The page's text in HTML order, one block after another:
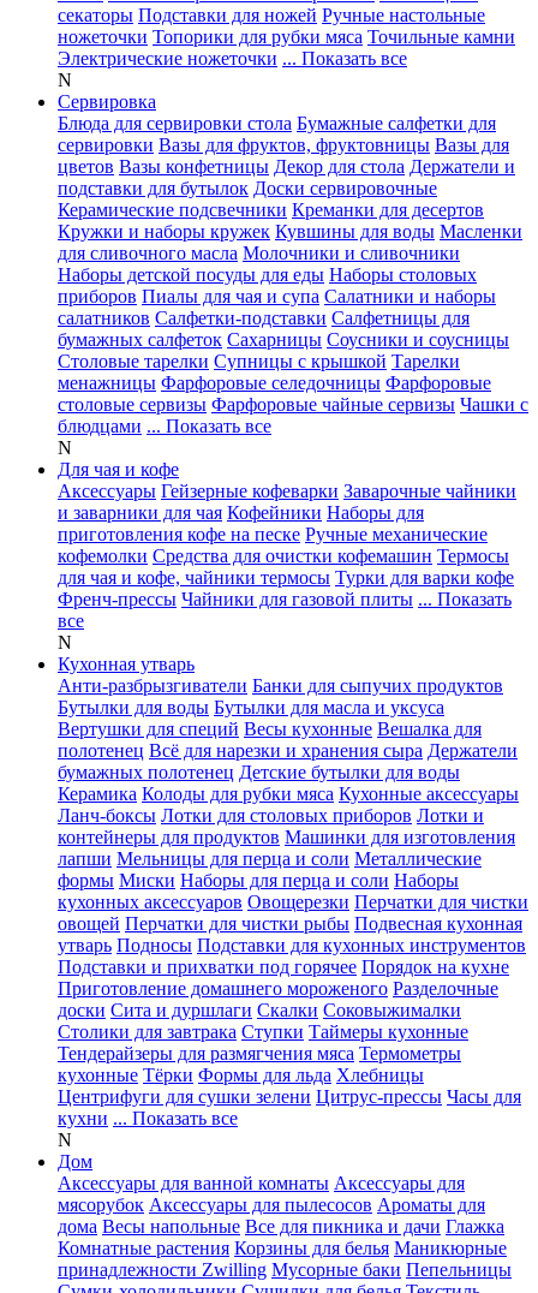
секаторы Подставки для ножей Ручные настольные
ножеточки Топорики для рубки мяса Точильные камни
Электрические ножеточки ... Показать все
N
Сервировка
Блюда для сервировки стола Бумажные салфетки для
сервировки Вазы для фруктов, фруктовницы Вазы для
цветов Вазы конфетницы Декор для стола Держатели и
подставки для бутылок Доски сервировочные
Керамические подсвечники Креманки для десертов
Кружки и наборы кружек Кувшины для воды Масленки
для сливочного масла Молочники и сливочники
Наборы детской посуды для еды Наборы столовых
приборов Пиалы для чая и супа Салатники и наборы
салатников Салфетки-подставки Салфетницы для
бумажных салфеток Сахарницы Соусники и соусницы
Столовые тарелки Супницы с крышкой Тарелки
менажницы Фарфоровые селедочницы Фарфоровые
столовые сервизы Фарфоровые чайные сервизы Чашки с
блюдцами ... Показать все
N
Для чая и кофе
Аксессуары Гейзерные кофеварки Заварочные чайники
и заварники для чая Кофейники Наборы для
приготовления кофе на песке Ручные механические
кофемолки Средства для очистки кофемашин Термосы
для чая и кофе, чайники термосы Турки для варки кофе
Френч-прессы Чайники для газовой плиты ... Показать
все
N
Кухонная утварь
Анти-разбрызгиватели Банки для сыпучих продуктов
Бутылки для воды Бутылки для масла и уксуса
Вертушки для специй Весы кухонные Вешалка для
полотенец Всё для нарезки и хранения сыра Держатели
бумажных полотенец Детские бутылки для воды
Керамика Колоды для рубки мяса Кухонные аксессуары
Ланч-боксы Лотки для столовых приборов Лотки и
контейнеры для продуктов Машинки для изготовления
лапши Мельницы для перца и соли Металлические
формы Миски Наборы для перца и соли Наборы
кухонных аксессуаров Овощерезки Перчатки для чистки
овощей Перчатки для чистки рыбы Подвесная кухонная
утварь Подносы Подставки для кухонных инструментов
Подставки и прихватки под горячее Порядок на кухне
Приготовление домашнего мороженого Разделочные
доски Сита и дуршлаги Скалки Соковыжималки
Столики для завтрака Ступки Таймеры кухонные
Тендерайзеры для размягчения мяса Термометры
кухонные Тёрки Формы для льда Хлебницы
Центрифуги для сушки зелени Цитрус-прессы Часы для
кухни ... Показать все
N
Дом
Аксессуары для ванной комнаты Аксессуары для
мясорубок Аксессуары для пылесосов Ароматы для
дома Весы напольные Все для пикника и дачи Глажка
Комнатные растения Корзины для белья Маникюрные
принадлежности Zwilling Мусорные баки Пепельницы